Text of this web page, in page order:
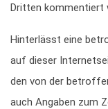
Dritten kommentiert
Hinterlässt eine
auf dieser
den von der
auch Angaben zum